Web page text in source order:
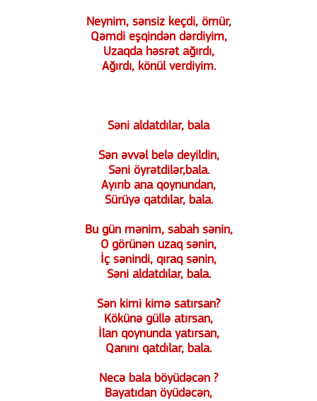
Neynim, sənsiz keçdi, ömür,
Qəmdi eşqindən dərdiyim,
Uzaqda həsrət ağırdı,
Ağırdı, könül verdiyim.
Səni aldatdılar, bala
Sən əvvəl belə deyildin,
Səni öyrətdilər,bala.
Ayırıb ana qoynundan,
Sürüyə qatdılar, bala.
Bu gün mənim, sabah sənin,
O görünən uzaq sənin,
İç sənindi, qıraq sənin,
Səni aldatdılar, bala.
Sən kimi kimə satırsan?
Kökünə güllə atırsan,
İlan qoynunda yatırsan,
Qanını qatdılar, bala.
Necə bala böyüdəcən ?
Bayatıdan öyüdəcən,